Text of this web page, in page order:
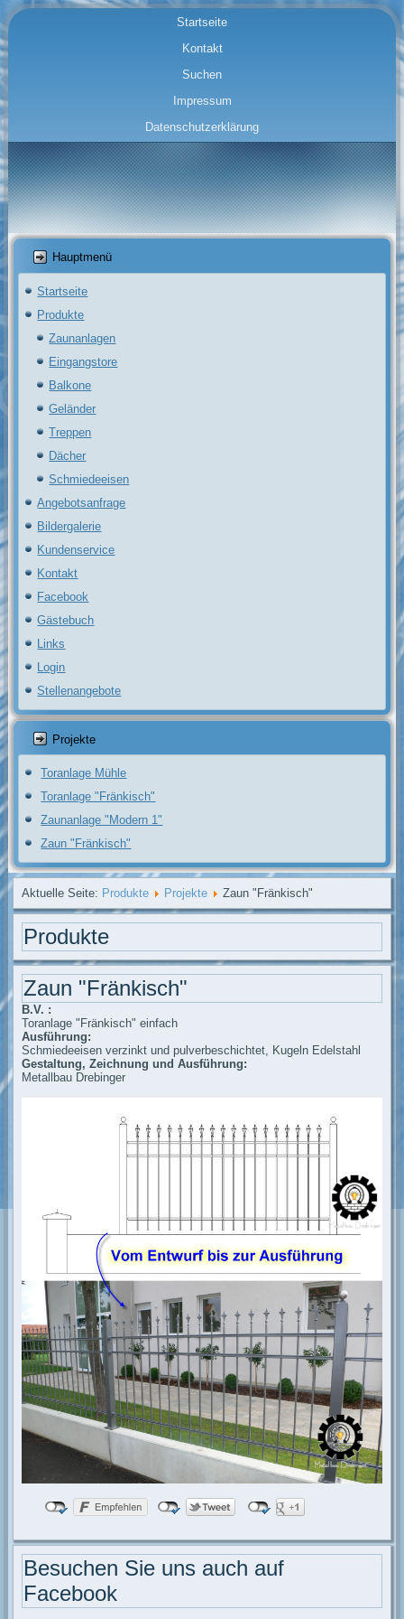
Startseite
Kontakt
Suchen
Impressum
Datenschutzerklärung
Hauptmenü
Startseite
Produkte
Zaunanlagen
Eingangstore
Balkone
Geländer
Treppen
Dächer
Schmiedeeisen
Angebotsanfrage
Bildergalerie
Kundenservice
Kontakt
Facebook
Gästebuch
Links
Login
Stellenangebote
Projekte
Toranlage Mühle
Toranlage "Fränkisch"
Zaunanlage "Modern 1"
Zaun "Fränkisch"
Aktuelle Seite: Produkte Projekte Zaun "Fränkisch"
Produkte
Zaun "Fränkisch"
B.V. :
Toranlage "Fränkisch" einfach
Ausführung:
Schmiedeeisen verzinkt und pulverbeschichtet, Kugeln Edelstahl
Gestaltung, Zeichnung und Ausführung:
Metallbau Drebinger
Besuchen Sie uns auch auf
Facebook